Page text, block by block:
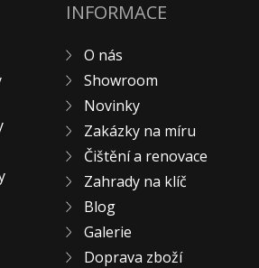
na zakázku
OBKLADY
INFORMACE
O nás
Showroom
Novinky
Zakázky na míru
Čištění a renovace
Zahrady na klíč
Blog
Galerie
Doprava zboží